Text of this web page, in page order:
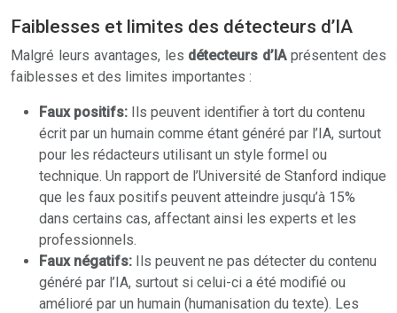
Faiblesses et limites des détecteurs d’IA
Malgré leurs avantages, les détecteurs d’IAprésentent des
faiblesses et des limites importantes :
Faux positifs: Ils peuvent identifier à tort du contenu
écrit par un humain comme étant généré par l’IA, surtout
pour les rédacteurs utilisant un style formel ou
technique. Un rapport de l’Université de Stanford indique
que les faux positifs peuvent atteindre jusqu’à 15%
dans certains cas, affectant ainsi les experts et les
professionnels.
Faux négatifs: Ils peuvent ne pas détecter du contenu
généré par l’IA, surtout si celui-ci a été modifié ou
amélioré par un humain (humanisation du texte). Les